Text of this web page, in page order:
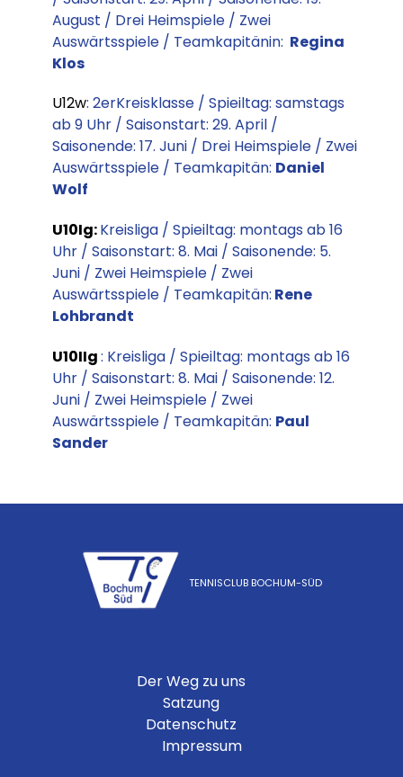
August / Drei Heimspiele / Zwei
Auswärtsspiele / Teamkapitänin: Regina
Klos
U12w: 2erKreisklasse / Spieiltag: samstags
ab 9 Uhr / Saisonstart: 29. April /
Saisonende: 17. Juni / Drei Heimspiele / Zwei
Auswärtsspiele / Teamkapitän: Daniel
Wolf
U10Ig:Kreisliga / Spieiltag: montags ab 16
Uhr / Saisonstart: 8. Mai / Saisonende: 5.
Juni / Zwei Heimspiele / Zwei
Auswärtsspiele / Teamkapitän: Rene
Lohbrandt
U10IIg: Kreisliga / Spieiltag: montags ab 16
Uhr / Saisonstart: 8. Mai / Saisonende: 12.
Juni / Zwei Heimspiele / Zwei
Auswärtsspiele / Teamkapitän: Paul
Sander
TENNISCLUB BOCHUM-SÜD
Der Weg zu uns
Satzung
Datenschutz
Impressum